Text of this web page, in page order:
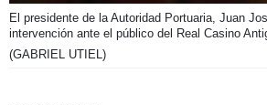
El presidente de la Autoridad Portuaria, Juan
intervención ante el público del Real Casino
(GABRIEL UTIEL)